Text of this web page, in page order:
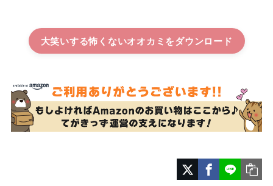
大笑いする怖くないオオカミ